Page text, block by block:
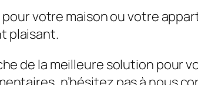
votre maison ou votre
plaisant.
de la meilleure solution pour